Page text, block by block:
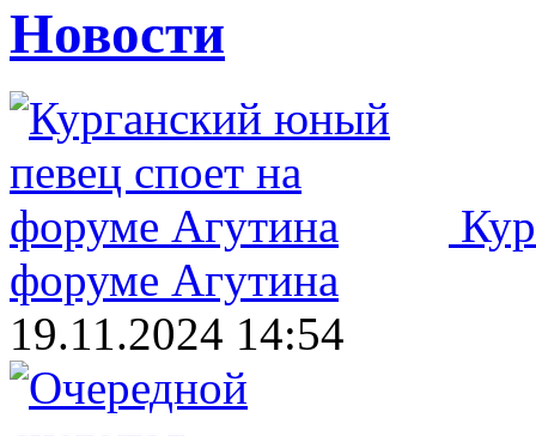
Новости
форуме Агутина
19.11.2024 14:54